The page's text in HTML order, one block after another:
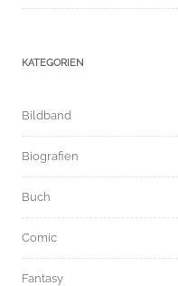
KATEGORIEN
Bildband
Biografien
Buch
Comic
Fantasy